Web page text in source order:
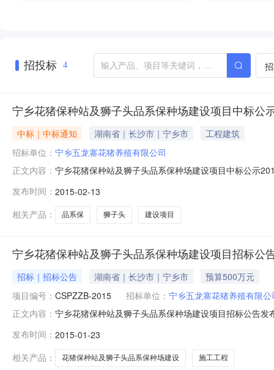
招投标 4
宁乡花猪保种站及狮子头品系保种场建设项目中标公
中标｜中标通知 湖南省｜长沙市｜宁乡市
工程建筑
招标单位： 宁乡五龙寨花猪养殖有限公司
正文内容： 宁乡花猪保种站及狮子头品系保种场建设项目中标公示
建筑工程有限公司，综合得分：101.80主要业绩：长沙
发布时间： 2015-02-13
相关产品：
品系保 狮子头 建设项目
宁乡花猪保种站及狮子头品系保种场建设项目招标公
招标｜招标公告 湖南省｜长沙市｜宁乡市
预算500万元
项目编号： CSPZZB-2015 招标单位： 宁乡五龙寨花猪养殖有限公
正文内容： 宁乡花猪保种站及狮子头品系保种场建设项目招标公告
批准建设并核准为公开招标，项目已具备招标条件。我
发布时间： 2015-01-23
相关产品：
花猪保种站及狮子头品系保种场建设 施工工程